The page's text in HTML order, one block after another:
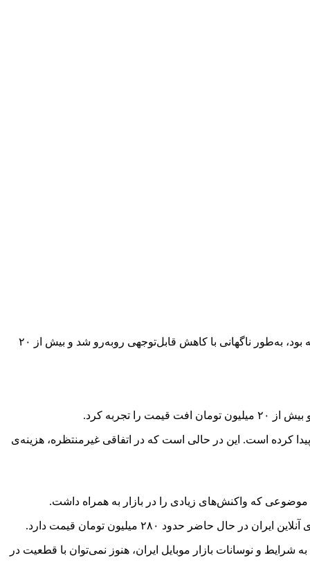
کاهش قابل‌توجه هزینه رجیستری آیفون ۱۷ پرو مکس تعرفه‌ی رجیستری آیفون ۱۷ پرو مکس که طی ماه‌های گذشته چندین بار افزایش یافته بود، به‌طور ناگهانی با کاهش قابل‌توجهی روبه‌رو شد و بیش از ۲۰
رجیستری آیفون ۱۷ پرو مکس از ۸۵ میلیون تومان به حدود ۶۱ میلیون تومان کاهش پیدا کرده است. این در حالی است که در اتفاقی غیرمنتظره، هزینه‌ی
کاهش پیدا کند؛ هرچند با توجه به شرایط و نوسانات بازار موبایل ایران، هنوز نمی‌توان با قطعیت در